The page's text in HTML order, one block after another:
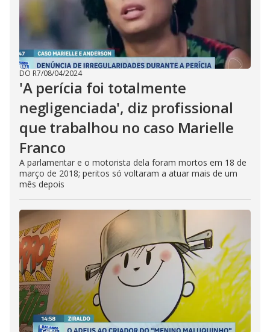
DO R7/08/04/2024
'A perícia foi totalmente
negligenciada', diz profissional
que trabalhou no caso Marielle
Franco
A parlamentar e o motorista dela foram mortos em 18 de
março de 2018; peritos só voltaram a atuar mais de um
mês depois